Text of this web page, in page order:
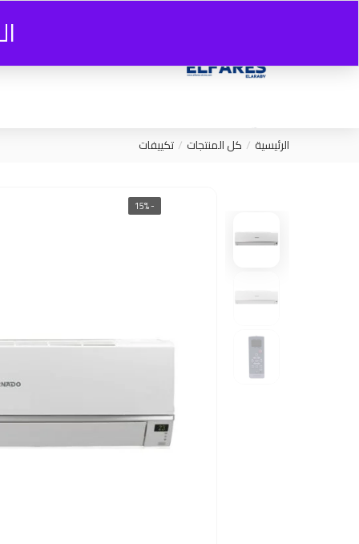
الرئيسية كل المنتجات تكييفات
- 15%